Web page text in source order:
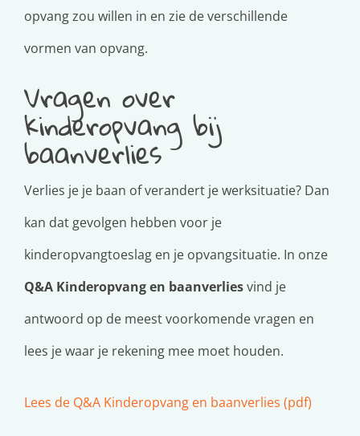
opvang zou willen in en zie de verschillende
vormen van opvang.
Vragen over
kinderopvang bij
baanverlies
Verlies je je baan of verandert je werksituatie? Dan
kan dat gevolgen hebben voor je
kinderopvangtoeslag en je opvangsituatie. In onze
Q&A Kinderopvang en baanverliesvind je
antwoord op de meest voorkomende vragen en
lees je waar je rekening mee moet houden.
Lees de Q&A Kinderopvang en baanverlies (pdf)